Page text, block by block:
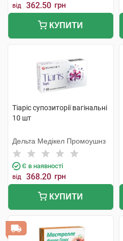
від 362.50 грн
КУПИТИ
Тіаріс супозиторії вагінальні
10 шт
Дельта Медікел Промоушнз
Є в наявності
від 368.20 грн
КУПИТИ